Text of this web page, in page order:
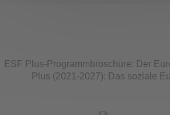
ESF Plus-Programmbroschüre: Der
Plus (2021-2027): Das soziale